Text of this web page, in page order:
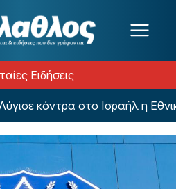
Ειδήσεις
κόντρα στο Ισραήλ η Εθνική